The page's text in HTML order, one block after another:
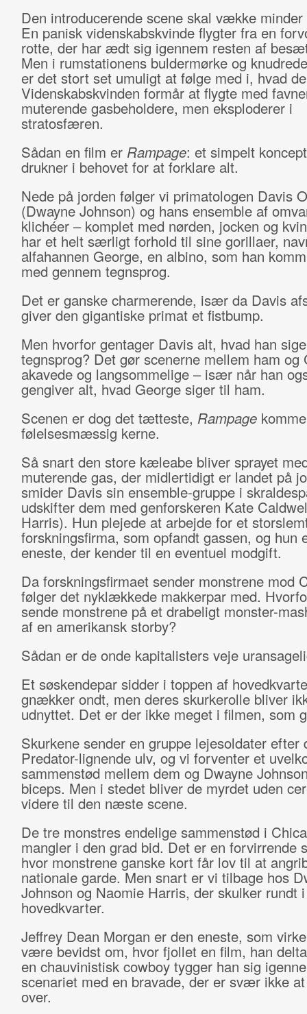
Den introducerende scene skal vække
En panisk videnskabskvinde flygter fra en
rotte, der har ædt sig igennem resten af
Men i rumstationens buldermørke og
er det stort set umuligt at følge med i, hvad
Videnskabskvinden formår at flygte med
muterende gasbeholdere, men eksploderer i
stratosfæren.
Sådan en film er Rampage: et simpelt
drukner i behovet for at forklare alt.
Nede på jorden følger vi primatologen Davis
(Dwayne Johnson) og hans ensemble af
klichéer – komplet med nørden, jocken og
har et helt særligt forhold til sine gorillaer,
alfahannen George, en albino, som han
med gennem tegnsprog.
Det er ganske charmerende, især da Davis
giver den gigantiske primat et fistbump.
Men hvorfor gentager Davis alt, hvad han
tegnsprog? Det gør scenerne mellem ham og
akavede og langsommelige – især når han
gengiver alt, hvad George siger til ham.
Scenen er dog det tætteste, Rampage
følelsesmæssig kerne.
Så snart den store kæleabe bliver sprayet
muterende gas, der midlertidigt er landet på
smider Davis sin ensemble-gruppe i
udskifter dem med genforskeren Kate
Harris). Hun plejede at arbejde for et
forskningsfirma, som opfandt gassen, og hun
eneste, der kender til en eventuel modgift.
Da forskningsfirmaet sender monstrene mod
følger det nyklækkede makkerpar med.
sende monstrene på et drabeligt monster-
af en amerikansk storby?
Sådan er de onde kapitalisters veje
Et søskendepar sidder i toppen af
gnækker ondt, men deres skurkerolle bliver
udnyttet. Det er der ikke meget i filmen, som
Skurkene sender en gruppe lejesoldater efter
Predator-lignende ulv, og vi forventer et
sammenstød mellem dem og Dwayne
biceps. Men i stedet bliver de myrdet uden
videre til den næste scene.
De tre monstres endelige sammenstød i
mangler i den grad bid. Det er en forvirrende
hvor monstrene ganske kort får lov til at
nationale garde. Men snart er vi tilbage hos
Johnson og Naomie Harris, der skulker rundt
hovedkvarter.
Jeffrey Dean Morgan er den eneste, som
være bevidst om, hvor fjollet en film, han
en chauvinistisk cowboy tygger han sig
scenariet med en bravade, der er svær ikke
over.